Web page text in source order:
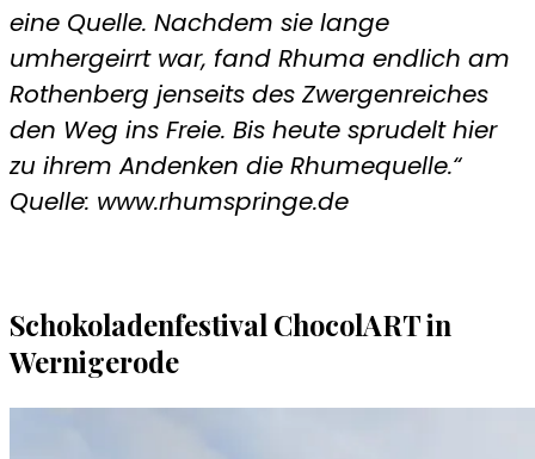
eine Quelle. Nachdem sie lange
umhergeirrt war, fand Rhuma endlich am
Rothenberg jenseits des Zwergenreiches
den Weg ins Freie. Bis heute sprudelt hier
zu ihrem Andenken die Rhumequelle.“
Quelle: www.rhumspringe.de
Schokoladenfestival ChocolART in
Wernigerode